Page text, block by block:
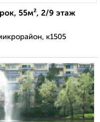
55м², 2/9 этаж
к1505